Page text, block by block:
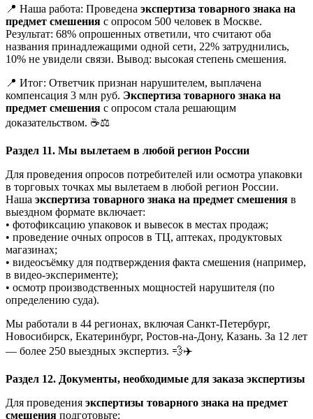
📍 Наша работа: Проведена экспертиза товарного знака на
предмет смешения с опросом 500 человек в Москве.
Результат: 68% опрошенных ответили, что считают оба
названия принадлежащими одной сети, 22% затруднились,
10% не увидели связи. Вывод: высокая степень смешения.
📍 Итог: Ответчик признан нарушителем, выплачена
компенсация 3 млн руб. Экспертиза товарного знака на
предмет смешения с опросом стала решающим
доказательством. ☕⚖️
Раздел 11. Мы вылетаем в любой регион России
Для проведения опросов потребителей или осмотра упаковки
в торговых точках мы вылетаем в любой регион России.
Наша экспертиза товарного знака на предмет смешения в
выездном формате включает:
• фотофиксацию упаковок и вывесок в местах продаж;
• проведение очных опросов в ТЦ, аптеках, продуктовых
магазинах;
• видеосъёмку для подтверждения факта смешения (например,
в видео-эксперименте);
• осмотр производственных мощностей нарушителя (по
определению суда).
Мы работали в 44 регионах, включая Санкт-Петербург,
Новосибирск, Екатеринбург, Ростов-на-Дону, Казань. За 12 лет
— более 250 выездных экспертиз. 💨✈️
Раздел 12. Документы, необходимые для заказа экспертизы
Для проведения экспертизы товарного знака на предмет
смешения подготовьте: